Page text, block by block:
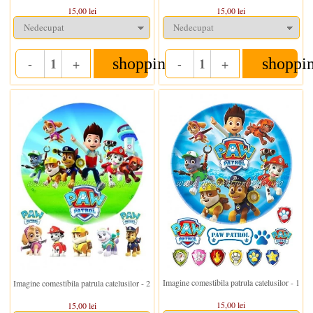
15,00 lei
- Quantity
+ shopping_cart
15,00 lei
- Quantity
+
Imagine comestibila patrula catelusilor - 2
15,00 lei
In stoc
Imagine comestibila patrula catelusilor - 1
15,00 lei